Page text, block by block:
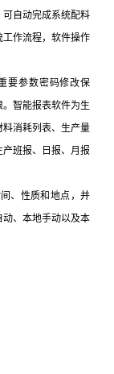
自动完成系统配料
作流程，软件操作
要参数密码修改保
智能报表软件为生
消耗列表、生产量
班报、日报、月报
、性质和地点，并
、本地手动以及本